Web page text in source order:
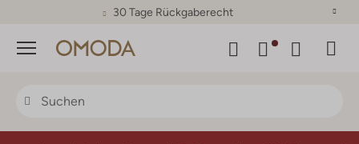
30 Tage Rückgaberecht
Menü